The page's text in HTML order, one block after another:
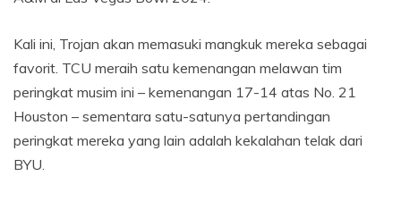
Kali ini, Trojan akan memasuki mangkuk mereka sebagai
favorit. TCU meraih satu kemenangan melawan tim
peringkat musim ini – kemenangan 17-14 atas No. 21
Houston – sementara satu-satunya pertandingan
peringkat mereka yang lain adalah kekalahan telak dari
BYU.